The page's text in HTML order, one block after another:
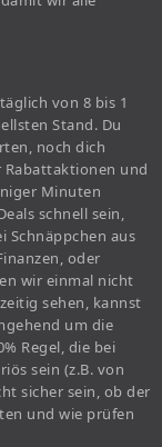
von 8 bis 1
Stand. Du
noch dich
Rabattaktionen und
Minuten
schnell sein,
Schnäppchen aus
oder
wir einmal nicht
sehen, kannst
um die
Regel, die bei
sein (z.B. von
sicher sein, ob der
und wie prüfen